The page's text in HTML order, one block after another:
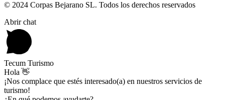
© 2024 Corpas Bejarano SL. Todos los derechos reservados
Abrir chat
Tecum Turismo
Hola 👋
¡Nos complace que estés interesado(a) en nuestros servicios de
turismo!